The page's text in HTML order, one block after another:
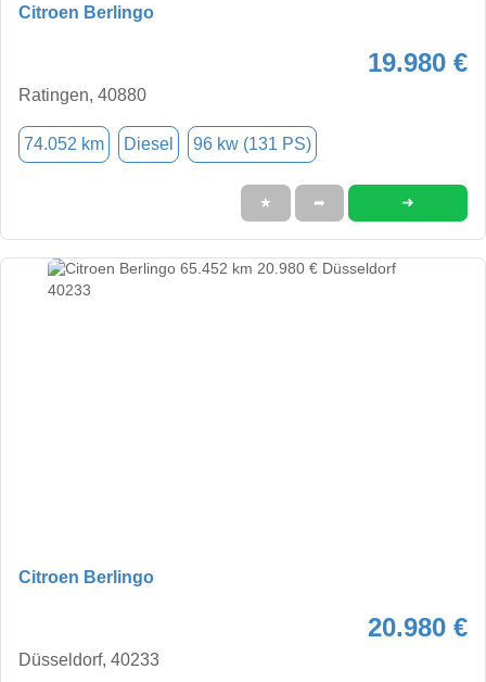
Citroen Berlingo
19.980 €
Ratingen, 40880
74.052 km Diesel 96 kw (131 PS)
★ ➦ ➜
Citroen Berlingo
20.980 €
Düsseldorf, 40233